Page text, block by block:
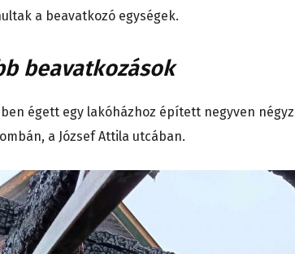
a beavatkozó egységek.
beavatkozások
égett egy lakóházhoz épített negyven
a József Attila utcában.